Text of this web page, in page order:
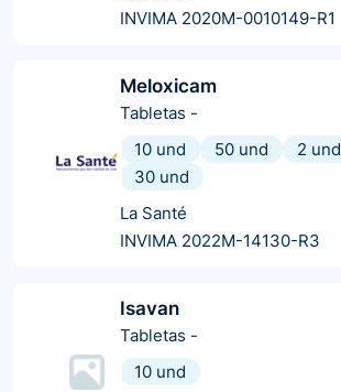
INVIMA 2020M-0010149-R1
Meloxicam
Tabletas -
10 und
50 und 2 und
30 und
La Santé
INVIMA 2022M-14130-R3
Isavan
Tabletas -
10 und